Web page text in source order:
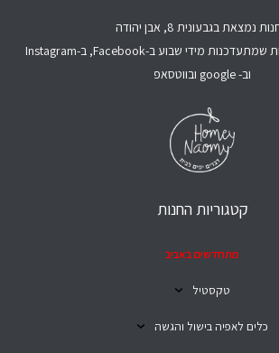
נמצאת בגבעונית 8, אבן יהודה
ופתוחה בהתאם לשעות שמתעדכנות מידי שבוע ב-Facebook, ב-Instagram
וב- google ובווטסאפ
קטגוריות החנות
מתחדשים באביב
טקסטיל
כלים לאפיה בישול והגשה